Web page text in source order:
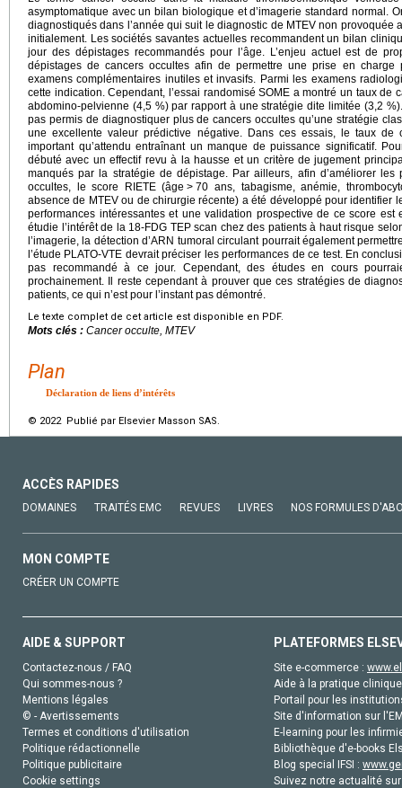
asymptomatique avec un bilan biologique et d’imagerie standard normal.
diagnostiqués dans l’année qui suit le diagnostic de MTEV non provoquée
initialement. Les sociétés savantes actuelles recommandent un bilan
jour des dépistages recommandés pour l’âge. L’enjeu actuel est de
dépistages de cancers occultes afin de permettre une prise en
examens complémentaires inutiles et invasifs. Parmi les examens
cette indication. Cependant, l’essai randomisé SOME a montré un taux de
abdomino-pelvienne (4,5 %) par rapport à une stratégie dite limitée (3,2
pas permis de diagnostiquer plus de cancers occultes qu’une stratégie
une excellente valeur prédictive négative. Dans ces essais, le taux de
important qu’attendu entraînant un manque de puissance significatif.
débuté avec un effectif revu à la hausse et un critère de jugement
manqués par la stratégie de dépistage. Par ailleurs, afin d’améliorer les
occultes, le score RIETE (âge > 70 ans, tabagisme, anémie,
absence de MTEV ou de chirurgie récente) a été développé pour identifier
performances intéressantes et une validation prospective de ce score est
étudie l’intérêt de la 18-FDG TEP scan chez des patients à haut risque
l’imagerie, la détection d’ARN tumoral circulant pourrait également
l’étude PLATO-VTE devrait préciser les performances de ce test. En
pas recommandé à ce jour. Cependant, des études en cours
prochainement. Il reste cependant à prouver que ces stratégies de
patients, ce qui n’est pour l’instant pas démontré.
Le texte complet de cet article est disponible en PDF.
Mots clés : Cancer occulte, MTEV
Plan
Déclaration de liens d’intérêts
© 2022 Publié par Elsevier Masson SAS.
ACCÈS RAPIDES
DOMAINES TRAITÉS EMC REVUES LIVRES NOS FORMULES
MON COMPTE
CRÉER UN COMPTE
AIDE & SUPPORT
Contactez-nous / FAQ
Qui sommes-nous ?
Mentions légales
© - Avertissements
Termes et conditions d'utilisation
Politique rédactionnelle
Politique publicitaire
Cookie settings
PLATEFORMES
Site e-commerce :
Aide à la pratique
Portail pour les
Site d'information sur
E-learning pour les
Bibliothèque d'e-books
Blog special IFSI :
Suivez notre actualité